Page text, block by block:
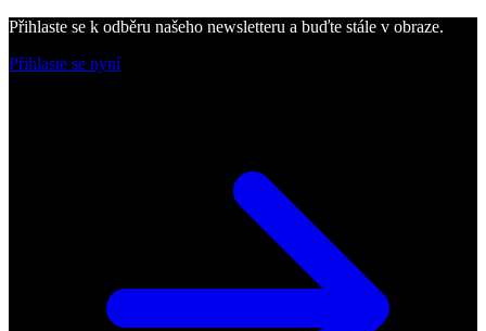
Přihlaste se k odběru našeho newsletteru a buďte stále v obraze.
Přihlaste se nyní